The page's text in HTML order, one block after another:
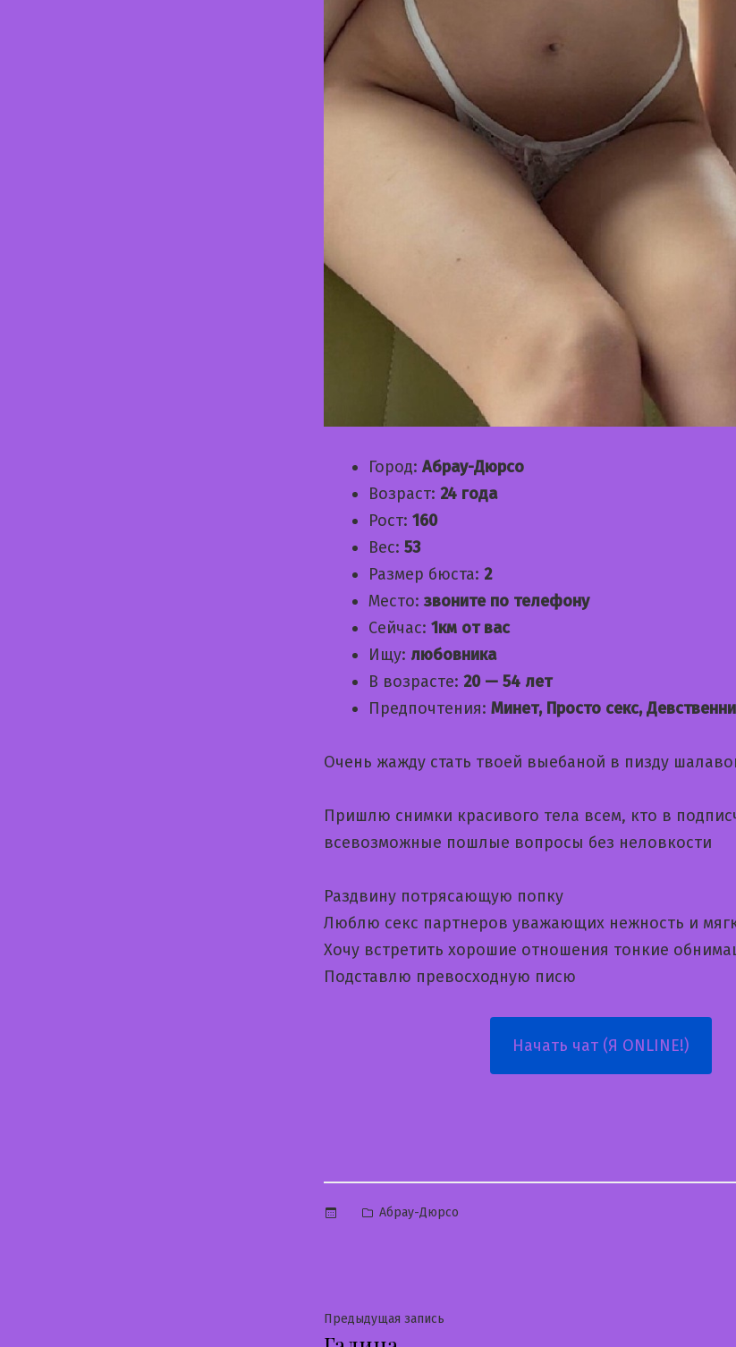
Город: Абрау-Дюрсо
Возраст: 24 года
Рост: 160
Вес: 53
Размер бюста: 2
Место:звоните по телефону
Сейчас: 1км от вас
Ищу: любовника
В возрасте: 20 — 54 лет
Предпочтения: Минет, Просто секс,
Очень жажду стать твоей выебаной в пизду
Пришлю снимки красивого тела всем, кто в
всевозможные пошлые вопросы без неловкости
Раздвину потрясающую попку
Люблю секс партнеров уважающих нежность и
Хочу встретить хорошие отношения тонкие
Подставлю превосходную писю
Начать чат (Я ONLINE!)
Опубликовано
Абрау-Дюрсо
Навигация
Предыдущая запись